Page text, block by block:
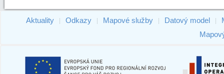
Aktuality Odkazy Mapové služby Datový model